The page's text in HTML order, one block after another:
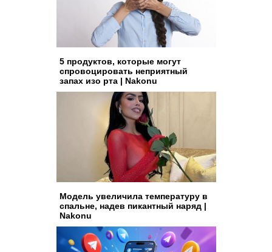
5 продуктов, которые могут
спровоцировать неприятный
запах изо рта | Nakonu
Модель увеличила температуру в
спальне, надев пикантный наряд |
Nakonu